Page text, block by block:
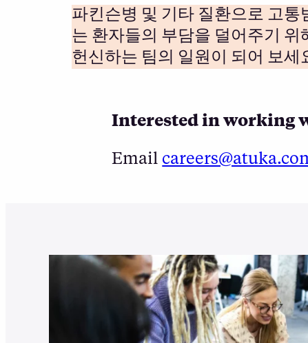
파킨슨병 및 기타 질환으로 고통
는 환자들의 부담을 덜어주기 위
헌신하는 팀의 일원이 되어 보세
Interested in working
Email